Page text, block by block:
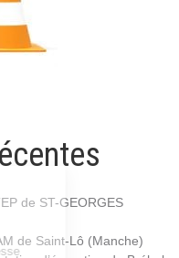
de ST-GEORGES
de Saint-Lô (Manche)